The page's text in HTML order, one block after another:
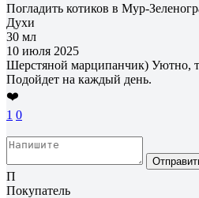
Погладить котиков в Мур-
Духи
30 мл
10 июля 2025
Шерстяной марципанчик) Уютно,
Подойдет на каждый день.
❤️
1 0
П
Покупатель